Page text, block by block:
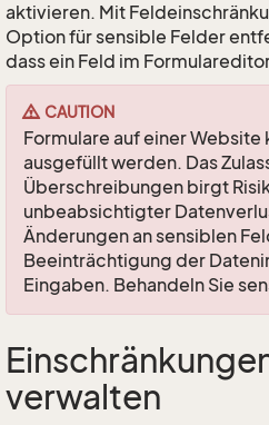
aktivieren. Mit
Option für sensible Felder
dass ein Feld im
CAUTION
Formulare auf einer Website
ausgefüllt werden. Das
Überschreibungen birgt
unbeabsichtigter
Änderungen an sensiblen
Beeinträchtigung der
Eingaben. Behandeln Sie
verwalten